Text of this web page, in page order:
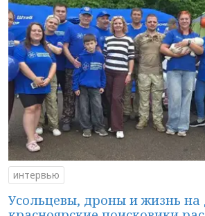
интервью
Усольцевы, дроны и жизнь на